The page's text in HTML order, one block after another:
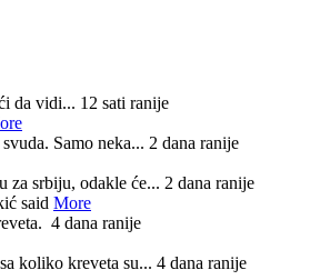
da vidi... 12 sati ranije
Samo neka... 2 dana ranije
za srbiju, odakle će... 2 dana ranije
said More
4 dana ranije
koliko kreveta su... 4 dana ranije